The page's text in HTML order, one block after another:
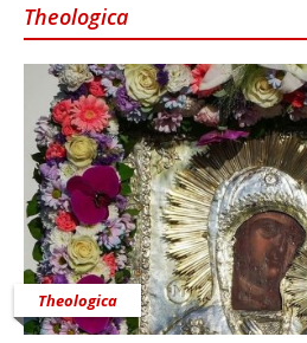
Theologica
Theologica